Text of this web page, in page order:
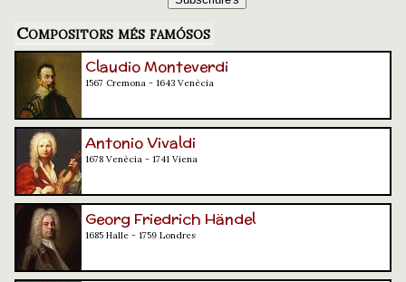
Compositors més famósos
Claudio Monteverdi
1567 Cremona - 1643 Venècia
Antonio Vivaldi
1678 Venècia - 1741 Viena
Georg Friedrich Händel
1685 Halle - 1759 Londres